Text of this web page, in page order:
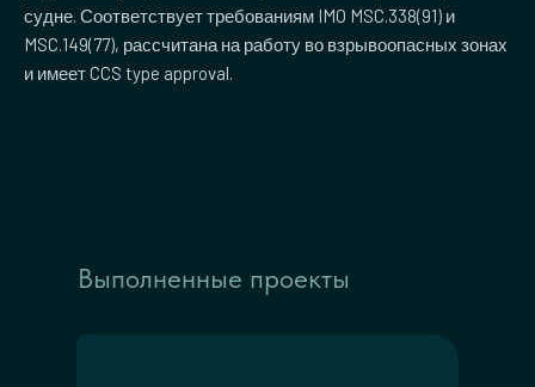
судне. Соответствует требованиям IMO MSC.338(91) и
MSC.149(77), рассчитана на работу во взрывоопасных зонах
и имеет CCS type approval.
Выполненные проекты